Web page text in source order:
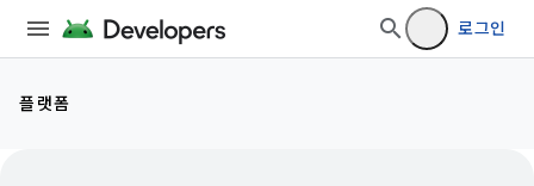
로그인
플랫폼